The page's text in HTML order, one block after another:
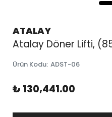
ATALAY
Atalay Döner Lifti,
Ürün Kodu: ADST-06
₺ 130,441.00